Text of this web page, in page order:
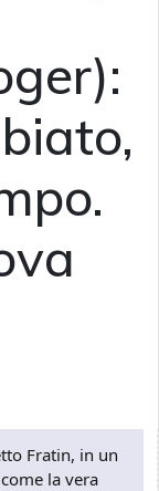
Fratin, in un
la vera